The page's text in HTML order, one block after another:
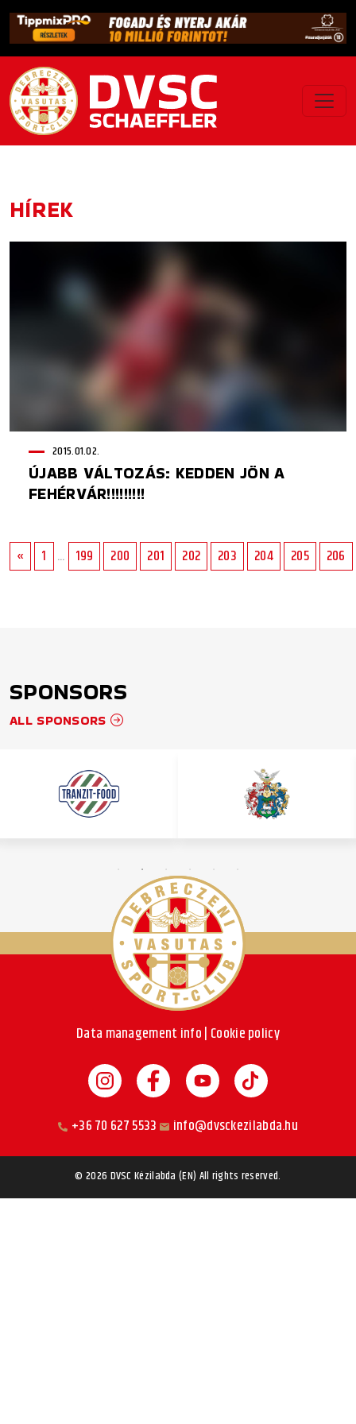
HÍREK
2015.01.02.
ÚJABB VÁLTOZÁS: KEDDEN JÖN A
FEHÉRVÁR!!!!!!!!!
« 1 ... 199 200 201 202 203 204 205 206
SPONSORS
ALL SPONSORS
Data management info| Cookie policy
+36 70 627 5533 info@dvsckezilabda.hu
© 2026 DVSC Kézilabda (EN) All rights reserved.